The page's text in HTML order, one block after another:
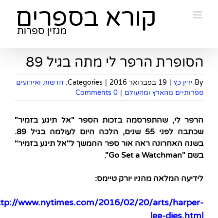
הסופרת הרפר לי מתה בגיל 89
By ירין כץ | 19 בפברואר 2016 |
Categories: חדשות ואירועים
ספרותיים מהארץ ומהעולם |
0 Comments
הרפר לי, שהתפרסמה בזכות הספר "אל תיגע בזמיר"
שכתבה לפני 55 שנים, הלכה היום לעולמה בגיל 89.
בשנה האחרונה ראה אור ספר ההמשך ל"אל תיגע בזמיר"
בשם "Go Set a Watchman".
לידיעה המלאה מהניו יורק טיימס:
www.nytimes.com/2016/02/20/arts/harper-
lee-dies.html